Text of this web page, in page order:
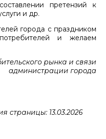
претензий к
и др.
города с праздником
и желаем
рынка и связи
администрации города
страницы: 13.03.2026